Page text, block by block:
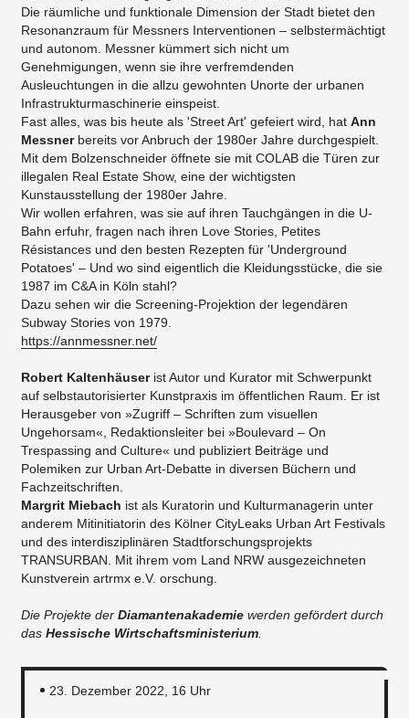
Die räumliche und funktionale Dimension der Stadt bietet den
Resonanzraum für Messners Interventionen – selbstermächtigt
und autonom. Messner kümmert sich nicht um
Genehmigungen, wenn sie ihre verfremdenden
Ausleuchtungen in die allzu gewohnten Unorte der urbanen
Infrastrukturmaschinerie einspeist.
Fast alles, was bis heute als 'Street Art' gefeiert wird, hat Ann
Messner bereits vor Anbruch der 1980er Jahre durchgespielt.
Mit dem Bolzenschneider öffnete sie mit COLAB die Türen zur
illegalen Real Estate Show, eine der wichtigsten
Kunstausstellung der 1980er Jahre.
Wir wollen erfahren, was sie auf ihren Tauchgängen in die U-
Bahn erfuhr, fragen nach ihren Love Stories, Petites
Résistances und den besten Rezepten für 'Underground
Potatoes' – Und wo sind eigentlich die Kleidungsstücke, die sie
1987 im C&A in Köln stahl?
Dazu sehen wir die Screening-Projektion der legendären
Subway Stories von 1979.
https://annmessner.net/
Robert Kaltenhäuserist Autor und Kurator mit Schwerpunkt
auf selbstautorisierter Kunstpraxis im öffentlichen Raum. Er ist
Herausgeber von »Zugriff – Schriften zum visuellen
Ungehorsam«, Redaktionsleiter bei »Boulevard – On
Trespassing and Culture« und publiziert Beiträge und
Polemiken zur Urban Art-Debatte in diversen Büchern und
Fachzeitschriften.
Margrit Miebach ist als Kuratorin und Kulturmanagerin unter
anderem Mitinitiatorin des Kölner CityLeaks Urban Art Festivals
und des interdisziplinären Stadtforschungsprojekts
TRANSURBAN. Mit ihrem vom Land NRW ausgezeichneten
Kunstverein artrmx e.V. orschung.
Die Projekte der Diamantenakademie werden gefördert durch
das Hessische Wirtschaftsministerium
23. Dezember 2022, 16 Uhr